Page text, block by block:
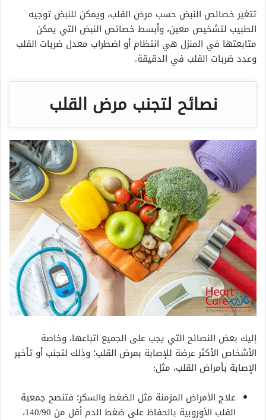
تتغير خصائص النبض حسب مرض القلب، ويمكن للنبض توجيه
الطبيب لتشخيص معين، وأبسط خصائص النبض التي يمكن
متابعتها في المنزل هي انتظام أو اضطراب معدل ضربات القلب
وعدد ضربات القلب في الدقيقة.
نصائح لتجنب مرض القلب
إليك بعض النصائح التي يجب على الجميع اتباعها، وخاصة
الأشخاص الأكثر عرضة للإصابة بمرض القلب؛ وذلك لتجنب أو تأخير
الإصابة بأمراض القلب، مثل:
علاج الأمراض المزمنة مثل الضغط والسكر؛ فتنصح جمعية
القلب الأوروبية بالحفاظ على ضغط الدم أقل من 140/90،